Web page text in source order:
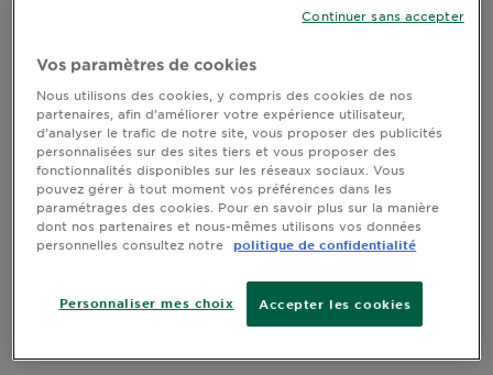
Vos paramètres de cookies
Nous utilisons des cookies, y compris des cookies de nos
partenaires, afin d’améliorer votre expérience utilisateur,
d’analyser le trafic de notre site, vous proposer des publicités
personnalisées sur des sites tiers et vous proposer des
fonctionnalités disponibles sur les réseaux sociaux. Vous
pouvez gérer à tout moment vos préférences dans les
paramétrages des cookies. Pour en savoir plus sur la manière
dont nos partenaires et nous-mêmes utilisons vos données
personnelles consultez notre
politique de confidentialité
Accepter les cookies
Personnaliser mes choix
Continuer sans accepter